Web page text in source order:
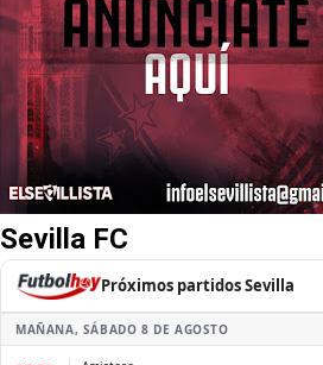
Sevilla FC